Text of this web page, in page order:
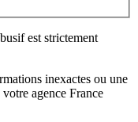
est strictement
inexactes ou une
agence France